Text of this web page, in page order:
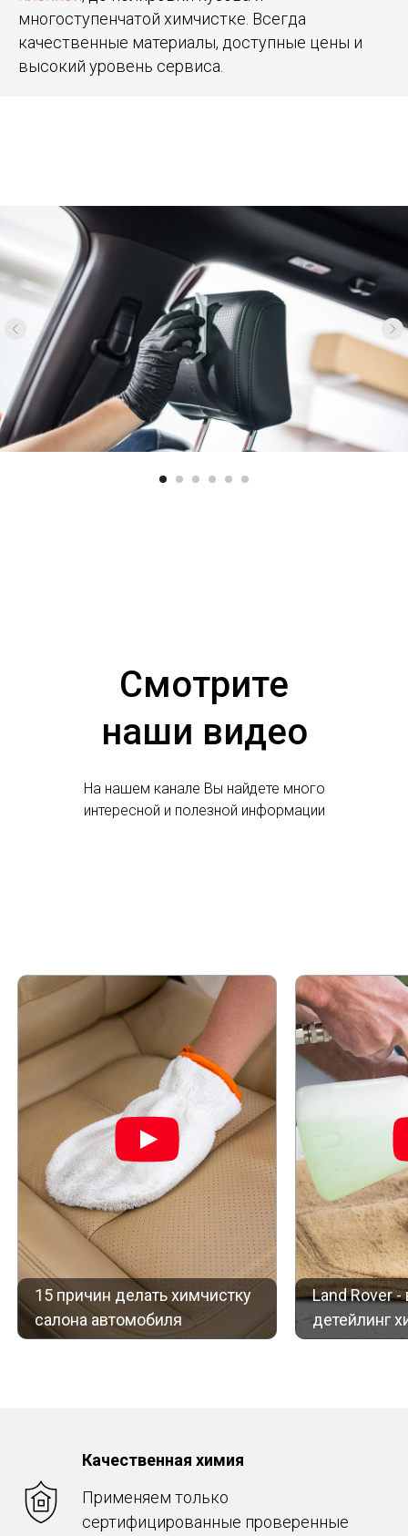
многоступенчатой химчистке. Всегда
качественные материалы, доступные цены и
высокий уровень сервиса.
Смотрите
наши видео
На нашем канале Вы найдете много
интересной и полезной информации
Land Rover
детейлинг
15 причин делать химчистку
салона автомобиля
Качественная химия
Применяем только
сертифицированные проверенные